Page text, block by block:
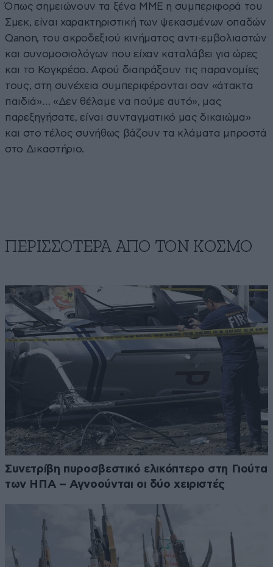
Όπως σημειώνουν τα ξένα ΜΜΕ η συμπεριφορά του
Σμεκ, είναι χαρακτηριστική των ψεκασμένων οπαδών
Qanon, του ακροδεξιού κινήματος αντι-εμβολιαστών
και συνομοσιολόγων που είχαν καταλάβει για ώρες
και το Κογκρέσο. Αφού διαπράξουν τις παρανομίες
τους, στη συνέχεια συμπεριφέρονται σαν «άτακτα
παιδιά»… «Δεν θέλαμε να πούμε αυτό», μας
παρεξηγήσατε, είναι συνταγματικό μας δικαιώμα»
και στο τέλος συνήθως βάζουν τα κλάματα μπροστά
στο Δικαστήριο.
ΠΕΡΙΣΣΟΤΕΡΑ ΑΠΟ ΤΟΝ ΚΟΣΜΟ
Συνετρίβη πυροσβεστικό ελικόπτερο στη Γιούτα
των ΗΠΑ – Αγνοούνται οι δύο χειριστές